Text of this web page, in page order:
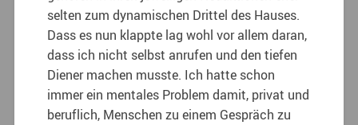
selten zum dynamischen Drittel des Hauses.
Dass es nun klappte lag wohl vor allem daran,
dass ich nicht selbst anrufen und den tiefen
Diener machen musste. Ich hatte schon
immer ein mentales Problem damit, privat und
beruflich, Menschen zu einem Gespräch zu